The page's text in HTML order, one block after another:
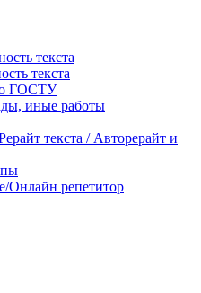
текста
текста
ГОСТУ
иные работы
текста / Авторерайт и
Онлайн репетитор